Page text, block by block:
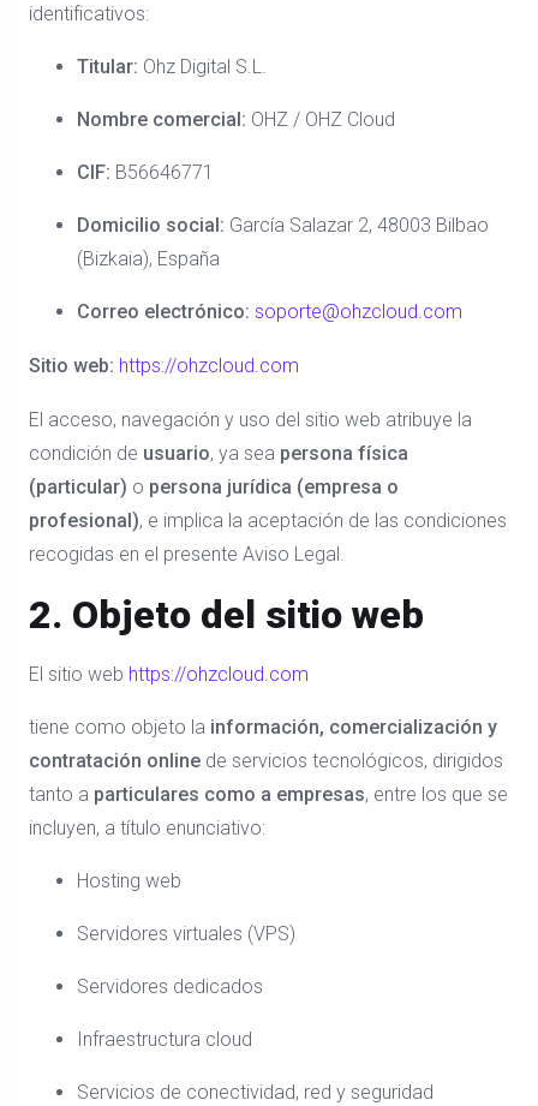
identificativos:
Titular: Ohz Digital S.L.
Nombre comercial: OHZ / OHZ Cloud
CIF: B56646771
Domicilio social: García Salazar 2, 48003 Bilbao
(Bizkaia), España
Correo electrónico: soporte@ohzcloud.com
Sitio web: https://ohzcloud.com
El acceso, navegación y uso del sitio web atribuye la
condición de usuario, ya sea persona física
(particular) o persona jurídica (empresa o
profesional), e implica la aceptación de las condiciones
recogidas en el presente Aviso Legal.
2. Objeto del sitio web
El sitio web https://ohzcloud.com
tiene como objeto la información, comercialización y
contratación online de servicios tecnológicos, dirigidos
tanto a particulares como a empresas, entre los que se
incluyen, a título enunciativo:
Hosting web
Servidores virtuales (VPS)
Servidores dedicados
Infraestructura cloud
Servicios de conectividad, red y seguridad